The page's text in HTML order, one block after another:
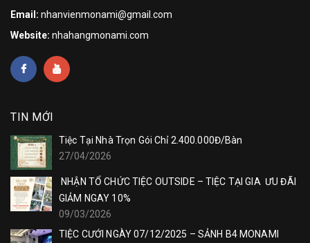
Email: nhanvienmonami@gmail.com
Website: nhahangmonami.com
TIN MỚI
Tiệc Tại Nhà Trọn Gói Chỉ 2.400.000Đ/Bàn
27/04/2026
NHẬN TỔ CHỨC TIỆC OUTSIDE – TIỆC TẠI GIA ƯU ĐÃI
GIẢM NGAY 10%
09/03/2026
TIỆC CƯỚI NGÀY 07/12/2025 – SẢNH B4 MONAMI